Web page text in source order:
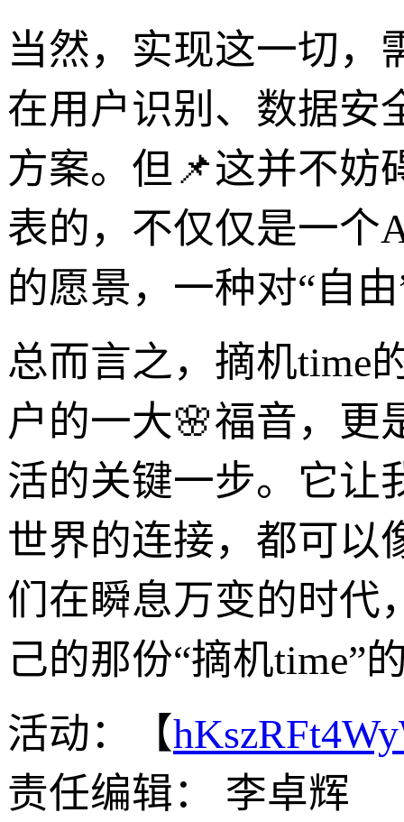
当然，实现这一切，
在用户识别、数据安
方案。但📌这并不妨
表的，不仅仅是一个
的愿景，一种对“自
总而言之，摘机time
户的一大🌸福音，更
活的关键一步。它让
世界的连接，都可以
们在瞬息万变的时代
己的那份“摘机time”
活动：【
责任编辑： 李卓辉